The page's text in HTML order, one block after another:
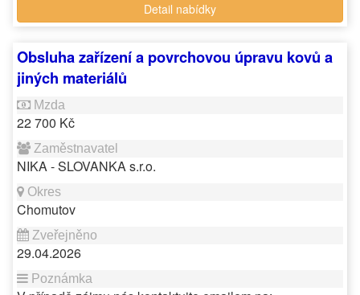
Detail nabídky
Obsluha zařízení a povrchovou úpravu kovů a
jiných materiálů
22 700 Kč
NIKA - SLOVANKA s.r.o.
Chomutov
29.04.2026